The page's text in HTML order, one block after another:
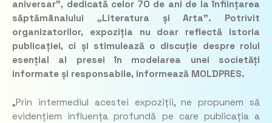
aniversar”, dedicată celor 70 de ani de la înființarea
săptămânalului „Literatura și Arta”. Potrivit
organizatorilor, expoziția nu doar reflectă istoria
publicației, ci și stimulează o discuție despre rolul
esențial al presei în modelarea unei societăți
informate și responsabile, informează MOLDPRES.
„Prin intermediul acestei expoziții, ne propunem să
evidențiem influența profundă pe care publicația a